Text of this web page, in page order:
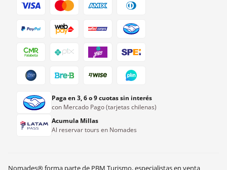
Paga en 3, 6 o 9 cuotas sin interés
con Mercado Pago (tarjetas chilenas)
Acumula Millas
Al reservar tours en Nomades
Nomades® forma parte de PBM Turismo, especialistas en venta